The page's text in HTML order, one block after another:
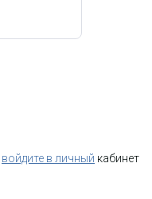
войдите в личный кабинет